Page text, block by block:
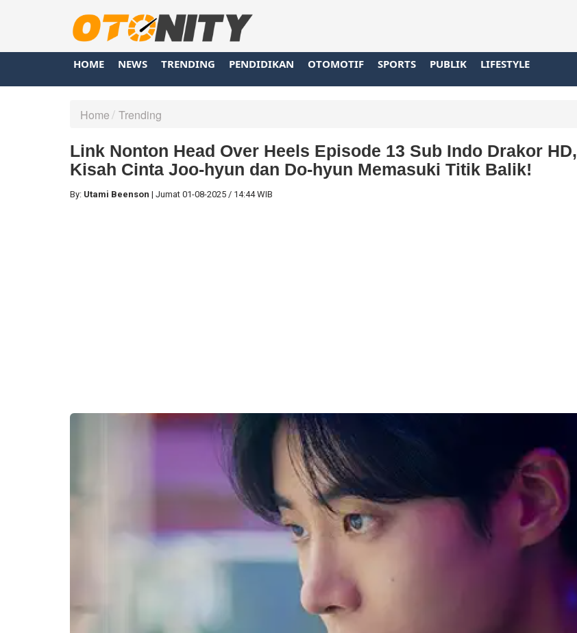
HOME NEWS TRENDING PENDIDIKAN OTOMOTIF SPORTS PUBLIK LIFESTYLE
Home Trending
Link Nonton Head Over Heels Episode 13 Sub Indo Drakor HD,
Kisah Cinta Joo-hyun dan Do-hyun Memasuki Titik Balik!
By: Utami Beenson | Jumat 01-08-2025 / 14:44 WIB